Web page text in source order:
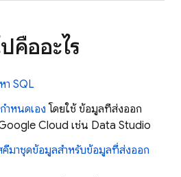
คืออะไร
า SQL
ำหนดเอง โดยใช้ ข้อมูลที่ส่งออก
Cloud เช่น Data Studio
คีมาชุดข้อมูลสำหรับข้อมูลที่ส่งออก